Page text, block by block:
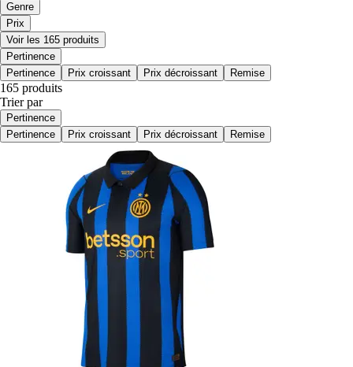
Genre
Prix
Voir les 165 produits
Pertinence
Pertinence
Prix croissant Prix décroissant Remise
165 produits
Trier par
Pertinence
Pertinence
Prix croissant Prix décroissant Remise